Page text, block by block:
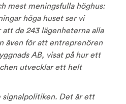
mest meningsfulla höghus:
höga huset ser vi
de 243 lägenheterna alla
även för att entreprenören
AB, visat på hur ett
utvecklar ett helt
signalpolitiken. Det är ett